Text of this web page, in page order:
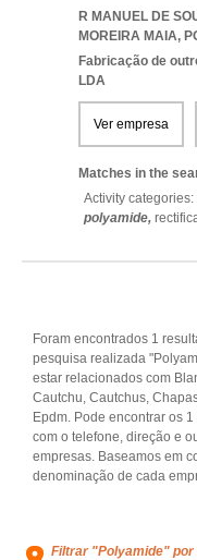
R MANUEL DE
MOREIRA MAIA,
Fabricação de
LDA
Ver empresa
Matches in the
Activity categories:
polyamide,
Foram encontrados 1
pesquisa realizada
estar relacionados com
Cautchu, Cautchus,
Epdm. Pode encontrar os
com o telefone, direção e
empresas. Baseamos em
denominação de cada
Filtrar "Polyamide" por